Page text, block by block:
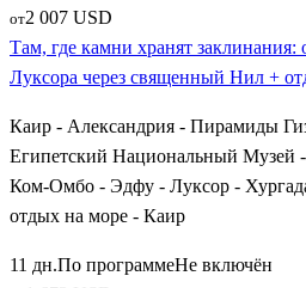
от2 007 USD
Там, где камни хранят заклинания:
Луксора через священный Нил +
Каир - Александрия - Пирамиды
Египетский Национальный Музей
Ком-Омбо - Эдфу - Луксор -
отдых на море - Каир
11 дн.По программеНе включён